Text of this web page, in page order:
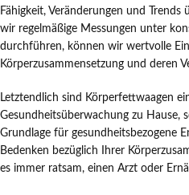
Fähigkeit, Veränderungen und Trends
wir regelmäßige Messungen unter
durchführen, können wir wertvolle
Körperzusammensetzung und deren
Letztendlich sind Körperfettwaagen
Gesundheitsüberwachung zu Hause,
Grundlage für gesundheitsbezogene
Bedenken bezüglich Ihrer
es immer ratsam, einen Arzt oder